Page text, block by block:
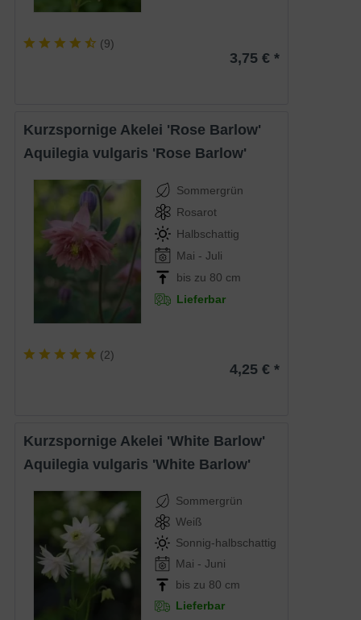
(9)
3,75 € *
Kurzspornige Akelei 'Rose Barlow'
Aquilegia vulgaris 'Rose Barlow'
Sommergrün
Rosarot
Halbschattig
Mai - Juli
bis zu 80 cm
Lieferbar
(2)
4,25 € *
Kurzspornige Akelei 'White Barlow'
Aquilegia vulgaris 'White Barlow'
Sommergrün
Weiß
Sonnig-halbschattig
Mai - Juni
bis zu 80 cm
Lieferbar